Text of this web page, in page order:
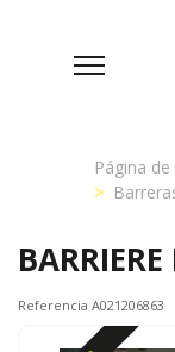
Página
Referencia A021206863